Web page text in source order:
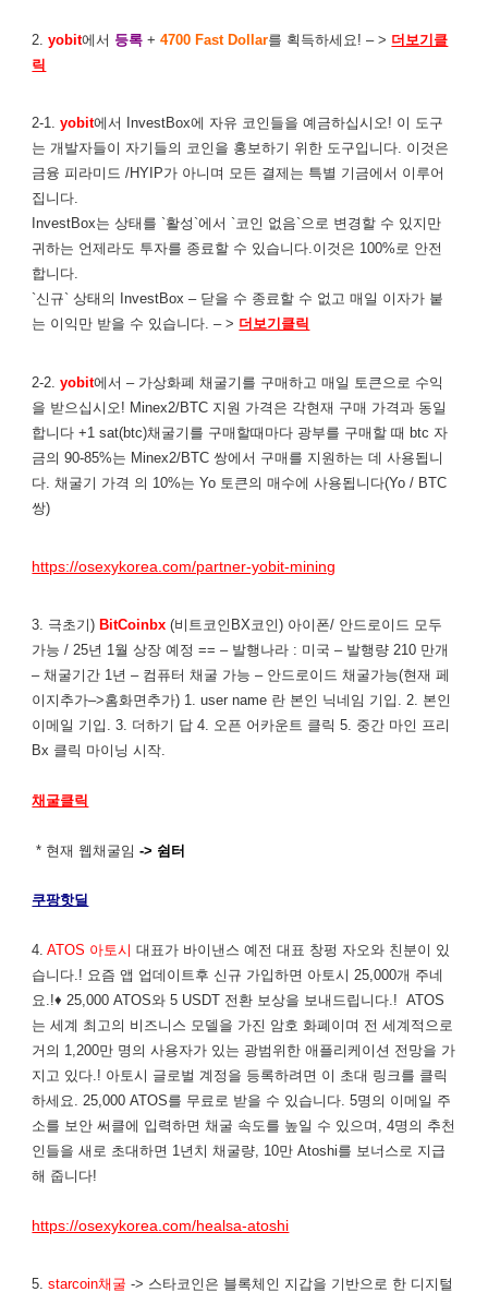
2.yobit에서 등록 +4700 Fast Dollar를 획득하세요! – > 더보기클
릭
2-1.yobit에서 InvestBox에 자유 코인들을 예금하십시오! 이 도구
는 개발자들이 자기들의 코인을 홍보하기 위한 도구입니다. 이것은
금융 피라미드 /HYIP가 아니며 모든 결제는 특별 기금에서 이루어
집니다.
InvestBox는 상태를 `활성`에서 `코인 없음`으로 변경할 수 있지만
귀하는 언제라도 투자를 종료할 수 있습니다.이것은 100%로 안전
합니다.
`신규` 상태의 InvestBox – 닫을 수 종료할 수 없고 매일 이자가 붙
는 이익만 받을 수 있습니다. – > 더보기클릭
2-2.yobit에서 – 가상화폐 채굴기를 구매하고 매일 토큰으로 수익
을 받으십시오! Minex2/BTC 지원 가격은 각현재 구매 가격과 동일
합니다 +1 sat(btc)채굴기를 구매할때마다 광부를 구매할 때 btc 자
금의 90-85%는 Minex2/BTC 쌍에서 구매를 지원하는 데 사용됩니
다. 채굴기 가격 의 10%는 Yo 토큰의 매수에 사용됩니다(Yo / BTC
쌍)
https://osexykorea.com/partner-yobit-mining
3. 극초기) BitCoinbx (비트코인BX코인) 아이폰/ 안드로이드 모두
가능 / 25년 1월 상장 예정 == – 발행나라 : 미국 – 발행량 210 만개
– 채굴기간 1년 – 컴퓨터 채굴 가능 – 안드로이드 채굴가능(현재 페
이지추가–>홈화면추가) 1. user name 란 본인 닉네임 기입. 2. 본인
이메일 기입. 3. 더하기 답 4. 오픈 어카운트 클릭 5. 중간 마인 프리
Bx 클릭 마이닝 시작.
채굴클릭
* 현재 웹채굴임 -> 쉼터
쿠팡핫딜
4.ATOS 아토시 대표가 바이낸스 예전 대표 창펑 자오와 친분이 있
습니다.! 요즘 앱 업데이트후 신규 가입하면 아토시 25,000개 주네
요.!♦ 25,000 ATOS와 5 USDT 전환 보상을 보내드립니다.! ATOS
는 세계 최고의 비즈니스 모델을 가진 암호 화폐이며 전 세계적으로
거의 1,200만 명의 사용자가 있는 광범위한 애플리케이션 전망을 가
지고 있다.! 아토시 글로벌 계정을 등록하려면 이 초대 링크를 클릭
하세요. 25,000 ATOS를 무료로 받을 수 있습니다. 5명의 이메일 주
소를 보안 써클에 입력하면 채굴 속도를 높일 수 있으며, 4명의 추천
인들을 새로 초대하면 1년치 채굴량, 10만 Atoshi를 보너스로 지급
해 줍니다!
https://osexykorea.com/healsa-atoshi
5.starcoin채굴 -> 스타코인은 블록체인 지갑을 기반으로 한 디지털